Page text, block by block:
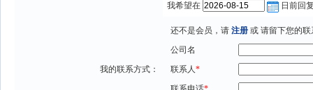
我希望在 日前回
我的联系方式：
还不是会员，请 注册 或 请留下您的
公司名
联系人*